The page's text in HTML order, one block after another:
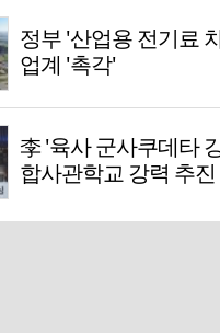
정부 '산업용 전기료
업계 '촉각'
李 '육사 군사쿠데타
합사관학교 강력 추진